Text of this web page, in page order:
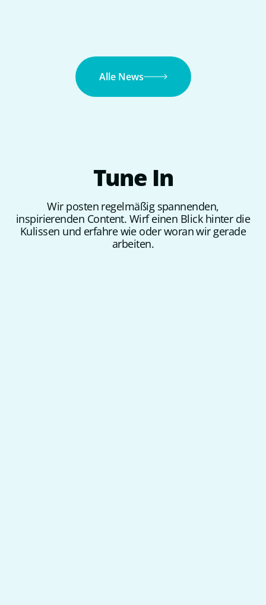
Alle News
Tune In
Wir posten regelmäßig spannenden,
inspirierenden Content. Wirf einen Blick hinter die
Kulissen und erfahre wie oder woran wir gerade
arbeiten.